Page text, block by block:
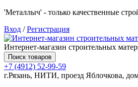
'Металлыч' - только качественные
Вход /Регистрация
Интернет-магазин строительных
Поиск товаров
+7 (4912) 52-99-59
г.Рязань, НИТИ, проезд Яблочкова,